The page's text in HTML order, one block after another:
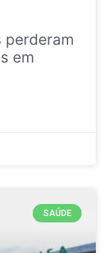
perderam
em
SAÚDE